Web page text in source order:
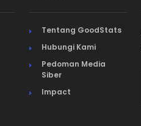
Tentang GoodStats
Hubungi Kami
Pedoman Media
Siber
Impact